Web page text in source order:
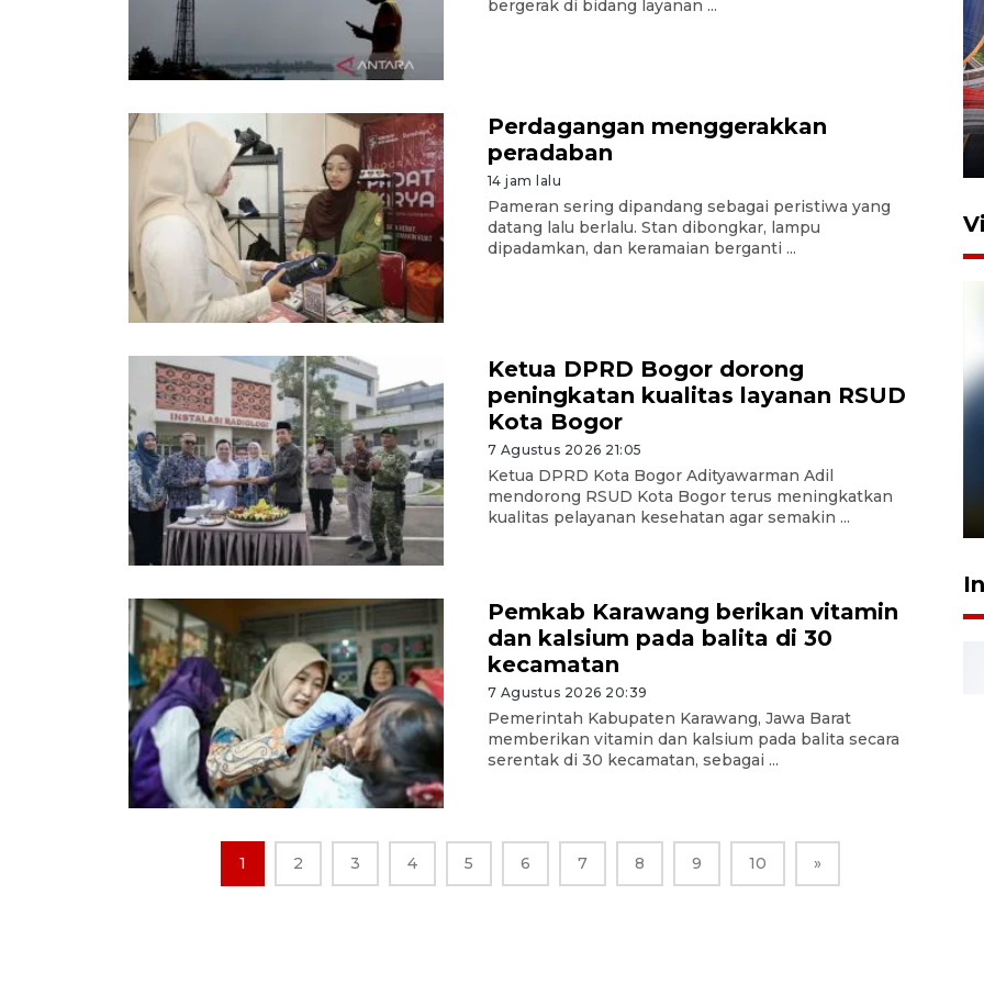
bergerak di bidang layanan ...
Perdagangan menggerakkan
peradaban
14 jam lalu
Pameran sering dipandang sebagai peristiwa yang
datang lalu berlalu. Stan dibongkar, lampu
dipadamkan, dan keramaian berganti ...
Ketua DPRD Bogor dorong
peningkatan kualitas layanan RSUD
Kota Bogor
7 Agustus 2026 21:05
Ketua DPRD Kota Bogor Adityawarman Adil
mendorong RSUD Kota Bogor terus meningkatkan
kualitas pelayanan kesehatan agar semakin ...
Pemkab Karawang berikan vitamin
dan kalsium pada balita di 30
kecamatan
7 Agustus 2026 20:39
Pemerintah Kabupaten Karawang, Jawa Barat
memberikan vitamin dan kalsium pada balita secara
serentak di 30 kecamatan, sebagai ...
1 2 3 4 5 6 7 8 9 10 »
Stasiun Bogor
12 Juni 2026 18:49
Pelanggan Filaha Farm setia
sampai 8 tahan?
1 Juni 2026 05:47